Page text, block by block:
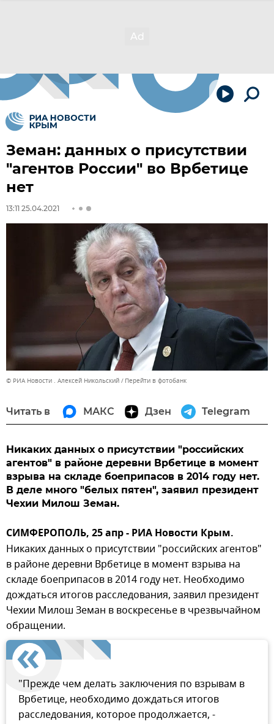
Земан: данных о присутствии
"агентов России" во Врбетице
нет
13:11 25.04.2021
© РИА Новости . Алексей Никольский Перейти в фотобанк
Читать в МАКС Дзен Telegram
Никаких данных о присутствии "российских
агентов" в районе деревни Врбетице в момент
взрыва на складе боеприпасов в 2014 году нет.
В деле много "белых пятен", заявил президент
Чехии Милош Земан.
СИМФЕРОПОЛЬ, 25 апр - РИА Новости Крым.
Никаких данных о присутствии "российских агентов"
в районе деревни Врбетице в момент взрыва на
складе боеприпасов в 2014 году нет. Необходимо
дождаться итогов расследования, заявил президент
Чехии Милош Земан в воскресенье в чрезвычайном
обращении.
"Прежде чем делать заключения по взрывам в
Врбетице, необходимо дождаться итогов
расследования, которое продолжается, -